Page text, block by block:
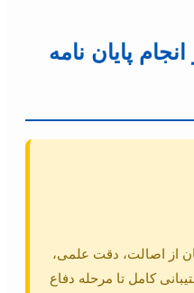
پایان نامه
از اصالت، دقت علمی،
کامل تا مرحله دفاع